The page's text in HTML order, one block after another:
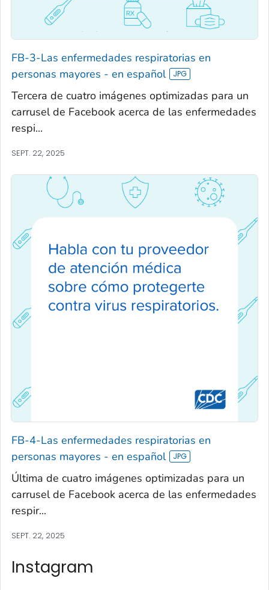
FB-3-Las enfermedades respiratorias en
personas mayores - en español
Tercera de cuatro imágenes optimizadas para un
carrusel de Facebook acerca de las enfermedades
respi...
SEPT. 22, 2025
FB-4-Las enfermedades respiratorias en
personas mayores - en español
Última de cuatro imágenes optimizadas para un
carrusel de Facebook acerca de las enfermedades
respir...
SEPT. 22, 2025
Instagram